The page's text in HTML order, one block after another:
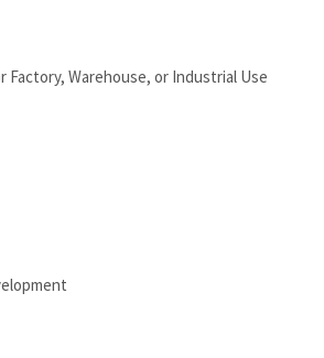
Factory, Warehouse, or Industrial Use